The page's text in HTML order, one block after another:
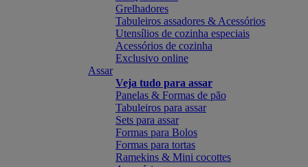
Grelhadores
Tabuleiros assadores & Acessórios
Utensílios de cozinha especiais
Acessórios de cozinha
Exclusivo online
Assar
Veja tudo para assar
Panelas & Formas de pão
Tabuleiros para assar
Sets para assar
Formas para Bolos
Formas para tortas
Ramekins & Mini cocottes